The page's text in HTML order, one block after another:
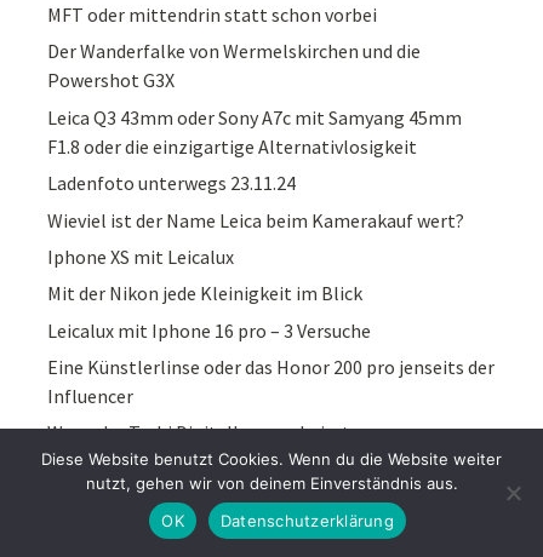
MFT oder mittendrin statt schon vorbei
Der Wanderfalke von Wermelskirchen und die
Powershot G3X
Leica Q3 43mm oder Sony A7c mit Samyang 45mm
F1.8 oder die einzigartige Alternativlosigkeit
Ladenfoto unterwegs 23.11.24
Wieviel ist der Name Leica beim Kamerakauf wert?
Iphone XS mit Leicalux
Mit der Nikon jede Kleinigkeit im Blick
Leicalux mit Iphone 16 pro – 3 Versuche
Eine Künstlerlinse oder das Honor 200 pro jenseits der
Influencer
Wenn der Trabi Digitalkamera heisst …
Grosses Update bei Leicalux
Leicalux mit Summilux und Noctilux zwischen 28, 50
Diese Website benutzt Cookies. Wenn du die Website weiter
nutzt, gehen wir von deinem Einverständnis aus.
OK
Datenschutzerklärung